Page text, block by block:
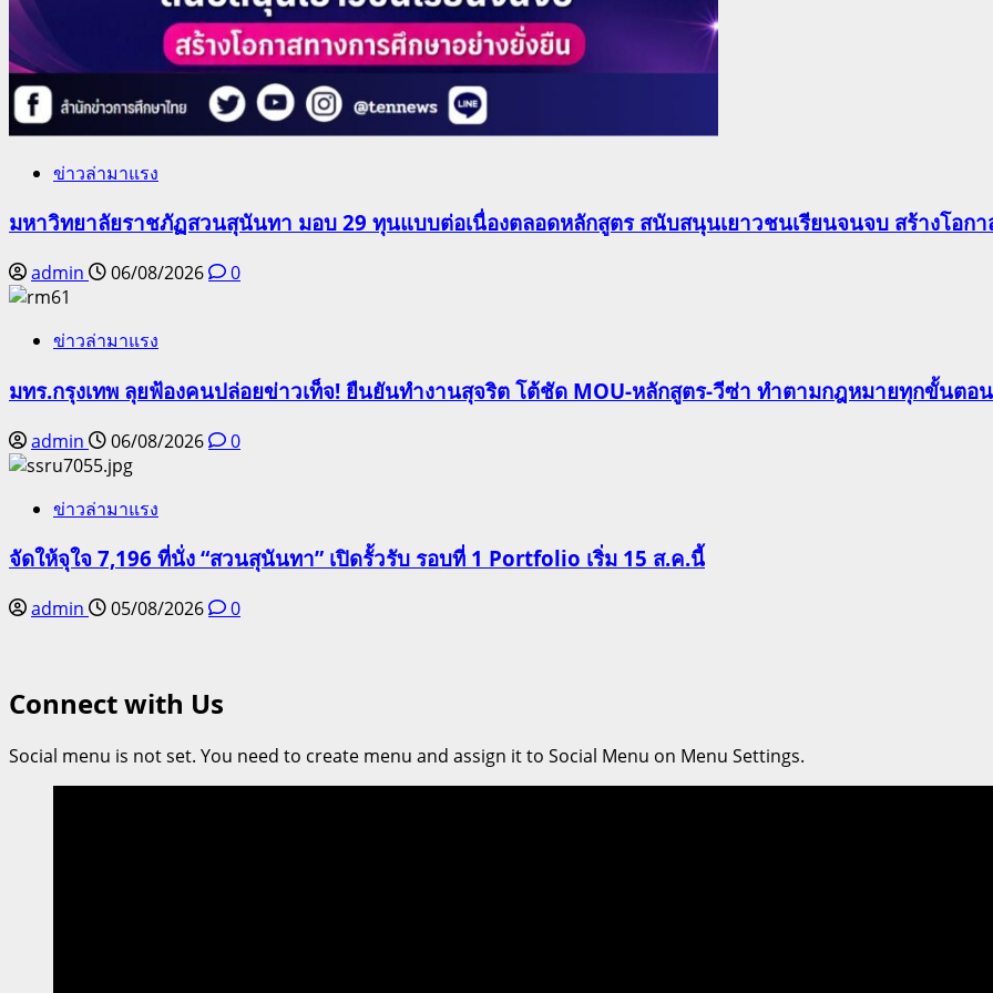
ข่าวล่ามาแรง
มหาวิทยาลัยราชภัฏสวนสุนันทา มอบ 29 ทุนแบบต่อเนื่องตลอดหลักสูตร สนับสนุนเยาวชนเรียนจนจบ สร้างโอกา
admin 06/08/2026 0
ข่าวล่ามาแรง
มทร.กรุงเทพ ลุยฟ้องคนปล่อยข่าวเท็จ! ยืนยันทำงานสุจริต โต้ชัด MOU-หลักสูตร-วีซ่า ทำตามกฎหมายทุกขั้นตอน
admin 06/08/2026 0
ข่าวล่ามาแรง
จัดให้จุใจ 7,196 ที่นั่ง “สวนสุนันทา” เปิดรั้วรับ รอบที่ 1 Portfolio เริ่ม 15 ส.ค.นี้
admin 05/08/2026 0
Connect with Us
Social menu is not set. You need to create menu and assign it to Social Menu on Menu Settings.